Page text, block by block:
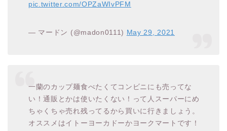
pic.twitter.com/OPZaWIvPFM
— マードン (@madon0111) May 29, 2021
一蘭のカップ麺食べたくてコンビニにも売ってな
い！通販とかは使いたくない！って人スーパーにめ
ちゃくちゃ売れ残ってるから買いに行きましょう。
オススメはイトーヨーカドーかヨークマートです！